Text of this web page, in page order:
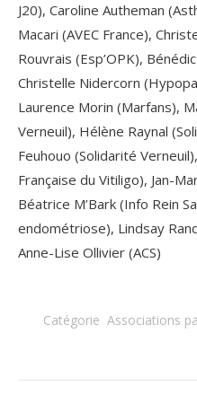
J20), Caroline Autheman
Macari (AVEC France),
Rouvrais (Esp’OPK),
Christelle Nidercorn
Laurence Morin (Marfans),
Verneuil), Hélène Raynal
Feuhouo (Solidarité
Française du Vitiligo), Jan-
Béatrice M’Bark (Info Rein
endométriose), Lindsay
Anne-Lise Ollivier (ACS)
Catégorie Associations